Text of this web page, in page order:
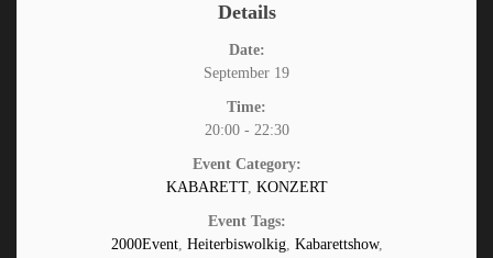
Details
Date:
September 19
Time:
20:00 - 22:30
Event Category:
KABARETT, KONZERT
Event Tags:
2000Event, Heiterbiswolkig, Kabarettshow,